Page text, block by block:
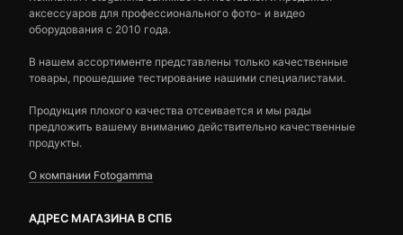
аксессуаров для профессионального фото- и видео
оборудования с 2010 года.
В нашем ассортименте представлены только качественные
товары, прошедшие тестирование нашими специалистами.
Продукция плохого качества отсеивается и мы рады
предложить вашему вниманию действительно качественные
продукты.
О компании Fotogamma
АДРЕС МАГАЗИНА В СПБ